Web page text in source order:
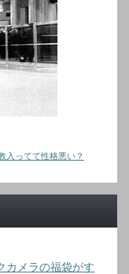
入ってて性格悪い？
カメラの福袋がす